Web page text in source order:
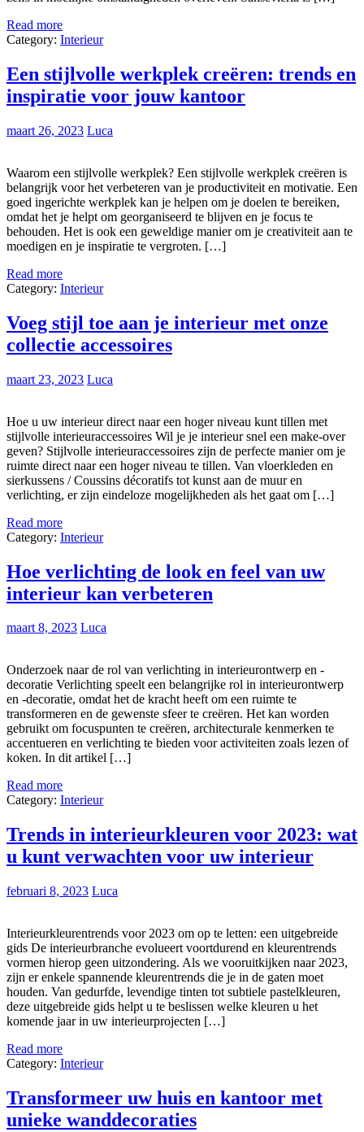
Read more
Category: Interieur
Een stijlvolle werkplek creëren: trends en
inspiratie voor jouw kantoor
maart 26, 2023 Luca
Waarom een stijlvolle werkplek? Een stijlvolle werkplek creëren is
belangrijk voor het verbeteren van je productiviteit en motivatie. Een
goed ingerichte werkplek kan je helpen om je doelen te bereiken,
omdat het je helpt om georganiseerd te blijven en je focus te
behouden. Het is ook een geweldige manier om je creativiteit aan te
moedigen en je inspiratie te vergroten. […]
Read more
Category: Interieur
Voeg stijl toe aan je interieur met onze
collectie accessoires
maart 23, 2023 Luca
Hoe u uw interieur direct naar een hoger niveau kunt tillen met
stijlvolle interieuraccessoires Wil je je interieur snel een make-over
geven? Stijlvolle interieuraccessoires zijn de perfecte manier om je
ruimte direct naar een hoger niveau te tillen. Van vloerkleden en
sierkussens / Coussins décoratifs tot kunst aan de muur en
verlichting, er zijn eindeloze mogelijkheden als het gaat om […]
Read more
Category: Interieur
Hoe verlichting de look en feel van uw
interieur kan verbeteren
maart 8, 2023 Luca
Onderzoek naar de rol van verlichting in interieurontwerp en -
decoratie Verlichting speelt een belangrijke rol in interieurontwerp
en -decoratie, omdat het de kracht heeft om een ruimte te
transformeren en de gewenste sfeer te creëren. Het kan worden
gebruikt om focuspunten te creëren, architecturale kenmerken te
accentueren en verlichting te bieden voor activiteiten zoals lezen of
koken. In dit artikel […]
Read more
Category: Interieur
Trends in interieurkleuren voor 2023: wat
u kunt verwachten voor uw interieur
februari 8, 2023 Luca
Interieurkleurentrends voor 2023 om op te letten: een uitgebreide
gids De interieurbranche evolueert voortdurend en kleurentrends
vormen hierop geen uitzondering. Als we vooruitkijken naar 2023,
zijn er enkele spannende kleurentrends die je in de gaten moet
houden. Van gedurfde, levendige tinten tot subtiele pastelkleuren,
deze uitgebreide gids helpt u te beslissen welke kleuren u het
komende jaar in uw interieurprojecten […]
Read more
Category: Interieur
Transformeer uw huis en kantoor met
unieke wanddecoraties